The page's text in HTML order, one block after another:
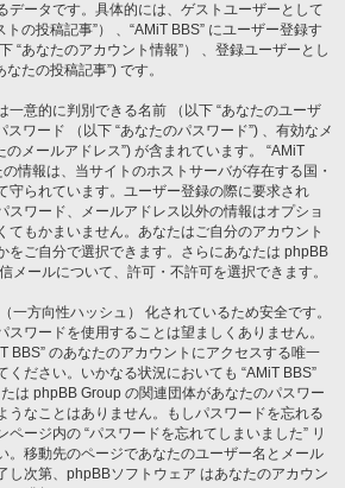
データです。具体的には、ゲストユーザーとして
の投稿記事”） 、“AMiT BBS” にユーザー登録す
“あなたのアカウント情報”） 、登録ユーザーとし
たの投稿記事”) です。
一意的に判別できる名前 （以下 “あなたのユーザ
スワード （以下 “あなたのパスワード”) 、有効なメ
のメールアドレス”) が含まれています。 “AMiT
情報は、当サイトのホストサーバが存在する国・
守られています。ユーザー登録の際に要求され
スワード、メールアドレス以外の情報はオプショ
てもかまいません。あなたはご自分のアカウント
をご自分で選択できます。さらにあなたは phpBB
メールについて、許可・不許可を選択できます。
一方向性ハッシュ） 化されているため安全です。
スワードを使用することは望ましくありません。
BBS” のあなたのアカウントにアクセスする唯一
ください。いかなる状況においても “AMiT BBS”
は phpBB Group の関連団体があなたのパスワー
うなことはありません。もしパスワードを忘れる
ージ内の “パスワードを忘れてしまいました” リ
。移動先のページであなたのユーザー名とメール
し次第、phpBBソフトウェア はあなたのアカウン